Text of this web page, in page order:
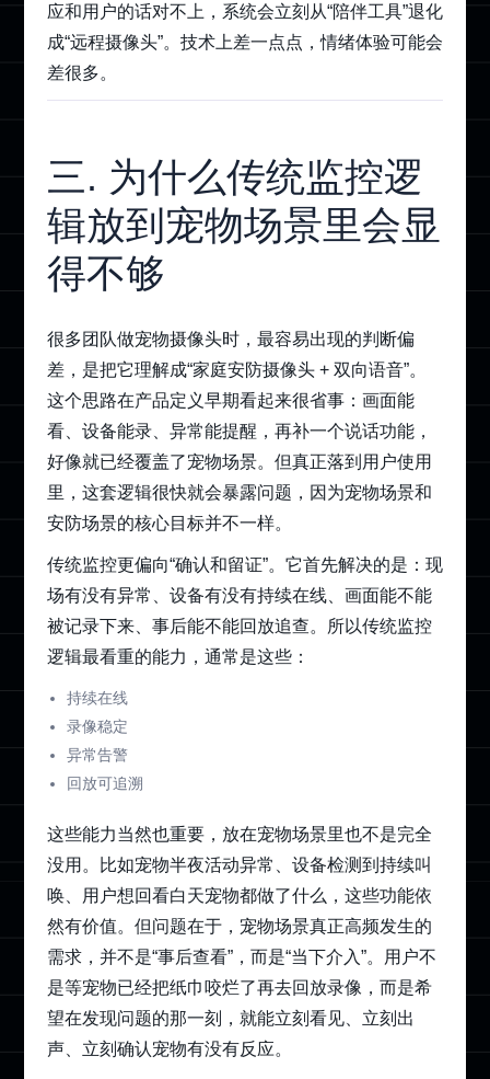
应和用户的话对不上，系统会立刻从“陪伴工具”退化
成“远程摄像头”。技术上差一点点，情绪体验可能会
差很多。
三. 为什么传统监控逻
辑放到宠物场景里会显
得不够
很多团队做宠物摄像头时，最容易出现的判断偏
差，是把它理解成“家庭安防摄像头 + 双向语音”。
这个思路在产品定义早期看起来很省事：画面能
看、设备能录、异常能提醒，再补一个说话功能，
好像就已经覆盖了宠物场景。但真正落到用户使用
里，这套逻辑很快就会暴露问题，因为宠物场景和
安防场景的核心目标并不一样。
传统监控更偏向“确认和留证”。它首先解决的是：现
场有没有异常、设备有没有持续在线、画面能不能
被记录下来、事后能不能回放追查。所以传统监控
逻辑最看重的能力，通常是这些：
持续在线
录像稳定
异常告警
回放可追溯
这些能力当然也重要，放在宠物场景里也不是完全
没用。比如宠物半夜活动异常、设备检测到持续叫
唤、用户想回看白天宠物都做了什么，这些功能依
然有价值。但问题在于，宠物场景真正高频发生的
需求，并不是“事后查看”，而是“当下介入”。用户不
是等宠物已经把纸巾咬烂了再去回放录像，而是希
望在发现问题的那一刻，就能立刻看见、立刻出
声、立刻确认宠物有没有反应。